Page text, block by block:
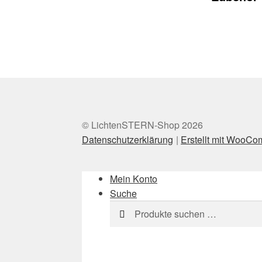
© LichtenSTERN-Shop 2026
Datenschutzerklärung
Erstellt mit
Mein Konto
Suche
Suchen
nach:
Suchen